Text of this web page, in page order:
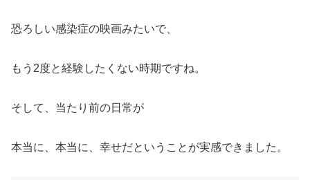
恐ろしい感染症の映画みたいで、
もう2度と経験したくない時期ですね。
そして、当たり前の日常が
本当に、本当に、幸せだということが実感できました。